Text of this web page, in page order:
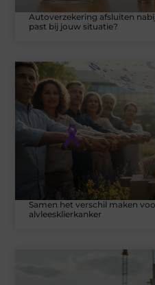
Autoverzekering afsluiten
past bij jouw situatie?
Samen het verschil maken
alvleesklierkanker